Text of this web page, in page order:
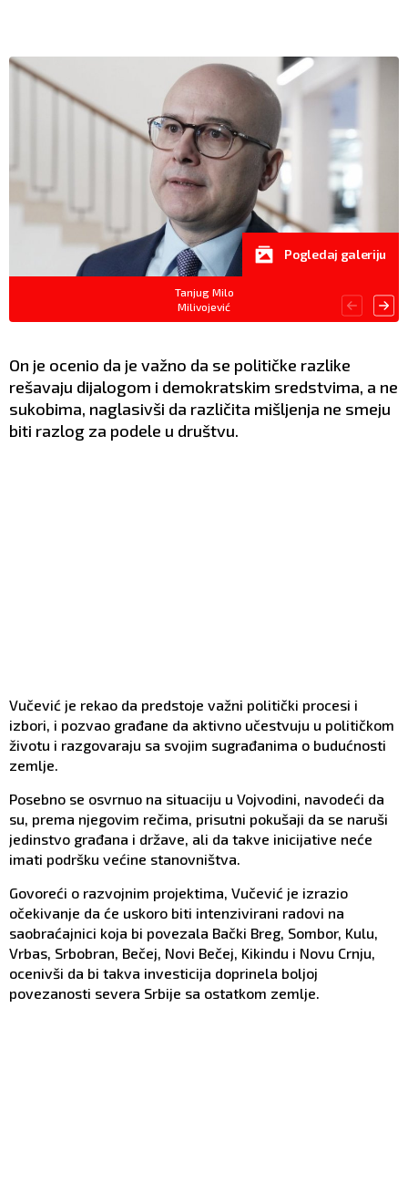
Tanjug Milo
Milivojević
Pogledaj galeriju
On je ocenio da je važno da se političke razlike
rešavaju dijalogom i demokratskim sredstvima, a ne
sukobima, naglasivši da različita mišljenja ne smeju
biti razlog za podele u društvu.
Vučević je rekao da predstoje važni politički procesi i
izbori, i pozvao građane da aktivno učestvuju u političkom
životu i razgovaraju sa svojim sugrađanima o budućnosti
zemlje.
Posebno se osvrnuo na situaciju u Vojvodini, navodeći da
su, prema njegovim rečima, prisutni pokušaji da se naruši
jedinstvo građana i države, ali da takve inicijative neće
imati podršku većine stanovništva.
Govoreći o razvojnim projektima, Vučević je izrazio
očekivanje da će uskoro biti intenzivirani radovi na
saobraćajnici koja bi povezala Bački Breg, Sombor, Kulu,
Vrbas, Srbobran, Bečej, Novi Bečej, Kikindu i Novu Crnju,
ocenivši da bi takva investicija doprinela boljoj
povezanosti severa Srbije sa ostatkom zemlje.